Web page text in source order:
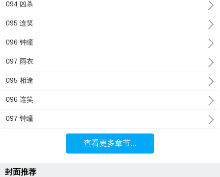
094 凶杀
095 连笑
096 钟瞳
097 雨衣
095 相逢
096 连笑
097 钟瞳
查看更多章节...
封面推荐